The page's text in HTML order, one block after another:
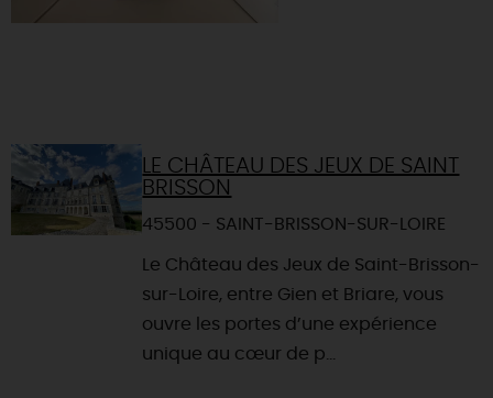
LE CHÂTEAU DES JEUX DE SAINT
BRISSON
45500 - SAINT-BRISSON-SUR-LOIRE
Le Château des Jeux de Saint-Brisson-
sur-Loire, entre Gien et Briare, vous
ouvre les portes d’une expérience
unique au cœur de p...